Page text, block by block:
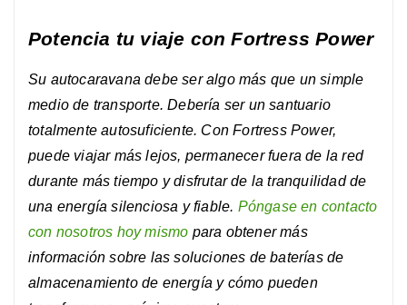
Potencia tu viaje con Fortress Power
Su autocaravana debe ser algo más que un simple
medio de transporte. Debería ser un santuario
totalmente autosuficiente. Con Fortress Power,
puede viajar más lejos, permanecer fuera de la red
durante más tiempo y disfrutar de la tranquilidad de
una energía silenciosa y fiable. Póngase en contacto
con nosotros hoy mismo para obtener más
información sobre las soluciones de baterías de
almacenamiento de energía y cómo pueden